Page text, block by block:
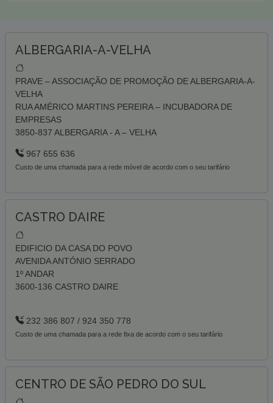
ALBERGARIA-A-VELHA
PRAVE – ASSOCIAÇÃO DE PROMOÇÃO DE ALBERGARIA-A-
VELHA
RUA AMÉRICO MARTINS PEREIRA – INCUBADORA DE
EMPRESAS
3850-837 ALBERGARIA - A – VELHA
967 655 636
Custo de uma chamada para a rede móvel de acordo com o seu tarifário
CASTRO DAIRE
EDIFICIO DA CASA DO POVO
AVENIDA ANTÓNIO SERRADO
1º ANDAR
3600-136 CASTRO DAIRE
232 386 807 / 924 350 778
Custo de uma chamada para a rede fixa de acordo com o seu tarifário
CENTRO DE SÃO PEDRO DO SUL